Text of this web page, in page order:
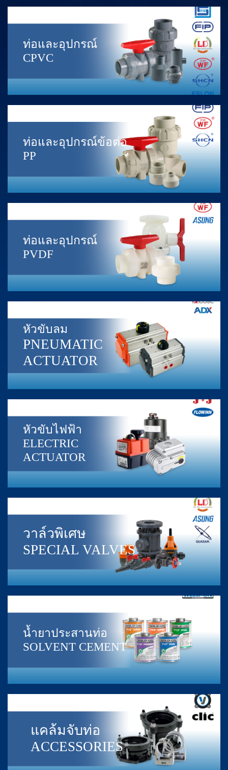
ท่อและอุปกรณ์
CPVC
ท่อและอุปกรณ์ข้อต่อ
PP
ท่อและอุปกรณ์
PVDF
หัวขับลม
PNEUMATIC
ACTUATOR
หัวขับไฟฟ้า
ELECTRIC
ACTUATOR
วาล์วพิเศษ
SPECIAL VALVES
น้ำยาประสานท่อ
SOLVENT CEMENT
แคล้มจับท่อ
ACCESSORIES